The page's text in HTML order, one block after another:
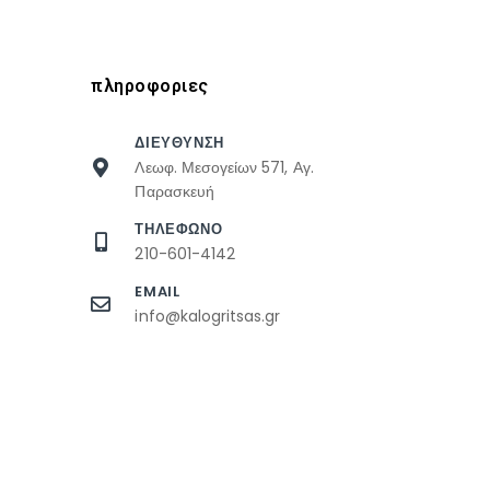
πληροφοριες
ΔΙΕΥΘΥΝΣΗ
Λεωφ. Μεσογείων 571, Αγ.
Παρασκευή
ΤΗΛΕΦΩΝΟ
210-601-4142
EMAIL
info@kalogritsas.gr